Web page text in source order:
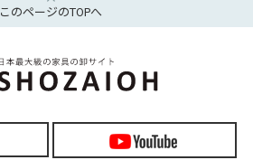
このページのTOPへ